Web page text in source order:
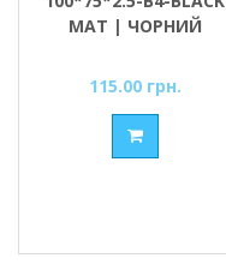
MAT | ЧОРНИЙ
115.00 грн.